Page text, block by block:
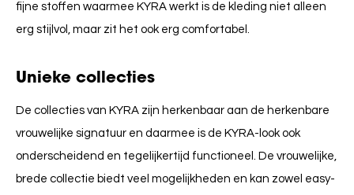
fijne stoffen waarmee KYRA werkt is de kleding niet alleen
erg stijlvol, maar zit het ook erg comfortabel.
Unieke collecties
De collecties van KYRA zijn herkenbaar aan de herkenbare
vrouwelijke signatuur en daarmee is de KYRA-look ook
onderscheidend en tegelijkertijd functioneel. De vrouwelijke,
brede collectie biedt veel mogelijkheden en kan zowel easy-